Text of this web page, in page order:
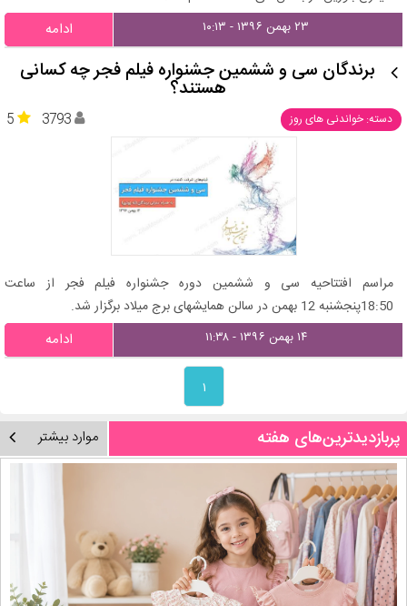
۲۳ بهمن ۱۳۹۶ - ۱۰:۱۳ ادامه
برندگان سی و ششمین جشنواره فیلم فجر چه کسانی
هستند؟
دسته: خواندنی های روز 5 3793
مراسم افتتاحیه سی و ششمین دوره جشنواره فیلم فجر از ساعت
18:50پنجشنبه 12 بهمن در سالن همایشهای برج میلاد برگزار شد.
۱۴ بهمن ۱۳۹۶ - ۱۱:۳۸ ادامه
۱
پربازدیدترین‌های هفته موارد بیشتر